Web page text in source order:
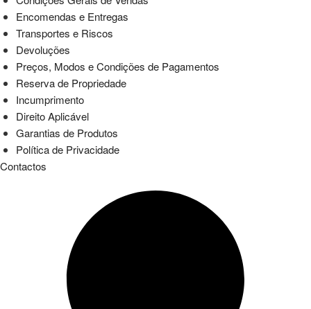
Encomendas e Entregas
Transportes e Riscos
Devoluções
Preços, Modos e Condições de Pagamentos
Reserva de Propriedade
Incumprimento
Direito Aplicável
Garantias de Produtos
Política de Privacidade
Contactos